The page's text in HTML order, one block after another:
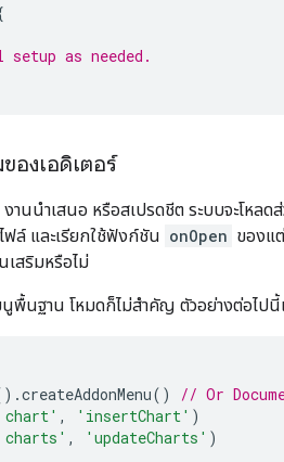
as needed.
องเอดิเตอร์
านนำเสนอ หรือสเปรดชีต ระบบจะโหล
ล์ และเรียกใช้ฟังก์ชัน onOpen ของแ
เสริมหรือไม่
นูพื้นฐาน โหมดก็ไม่สำคัญ ตัวอย่างต่อไป
createAddonMenu()
// Or
, 'insertChart' )
charts' , 'updateCharts' )